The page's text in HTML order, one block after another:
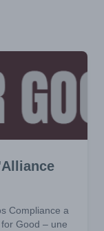
Compliance a
Good – une